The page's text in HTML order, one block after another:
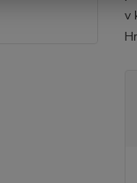
v